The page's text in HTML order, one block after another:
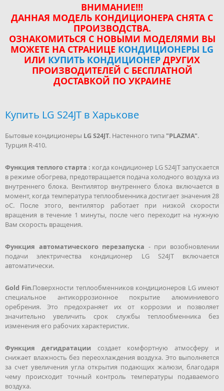
ВНИМАНИЕ!!!
ДАННАЯ МОДЕЛЬ КОНДИЦИОНЕРА СНЯТА С
ПРОИЗВОДСТВА.
ОЗНАКОМИТЬСЯ С НОВЫМИ МОДЕЛЯМИ ВЫ
МОЖЕТЕ НА СТРАНИЦЕ КОНДИЦИОНЕРЫ LG
ИЛИ КУПИТЬ КОНДИЦИОНЕР ДРУГИХ
ПРОИЗВОДИТЕЛЕЙ С БЕСПЛАТНОЙ
ДОСТАВКОЙ ПО УКРАИНЕ
Купить LG S24JT в Харькове
Бытовые кондиционеры LG S24JT. Настенного типа "PLAZMA".
Турция R-410.
Функция теплого старта : когда кондиционер LG S24JT запускается
в режиме обогрева, предотвращается подача холодного воздуха из
внутреннего блока. Вентилятор внутреннего блока включается в
момент, когда температура теплообменника достигает значения 28
оС. После этого, вентилятор работает при низкой скорости
вращения в течение 1 минуты, после чего переходит на нужную
Вам скорость вращения.
Функция автоматического перезапуска - при возобновлении
подачи электричества кондиционер LG S24JT включается
автоматически.
Gold Fin.Поверхности теплообменников кондиционеров LG имеют
специальное антикоррозионное покрытие алюминиевого
оребрения. Это предохраняет их от коррозии и позволяет
значительно увеличить срок службы теплообменника без
изменения его рабочих характеристик.
Функция дегидратациисоздает комфортную атмосферу и
снижает влажность без переохлаждения воздуха. Это выполняется
за счет увеличения угла открытия подающих жалюзи, благодаря
чему происходит точный контроль температуры подаваемого
воздуха.